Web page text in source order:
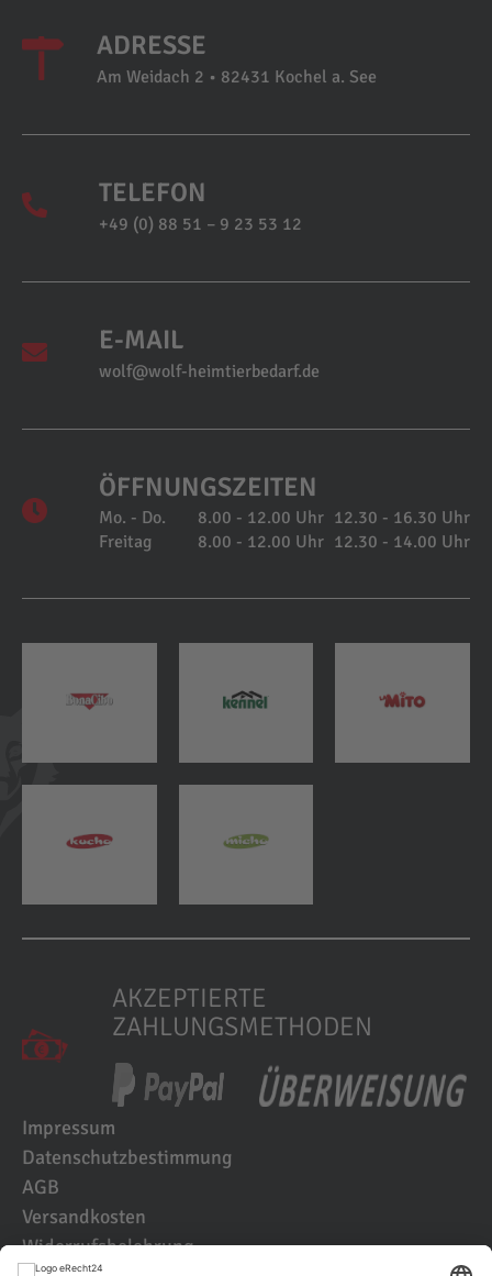
ADRESSE
Am Weidach 2 • 82431 Kochel a. See
TELEFON
+49 (0) 88 51 – 9 23 53 12
E-MAIL
wolf@wolf-heimtierbedarf.de
ÖFFNUNGSZEITEN
Mo. - Do. 8.00 - 12.00 Uhr 12.30 - 16.30 Uhr
Freitag
8.00 - 12.00 Uhr 12.30 - 14.00 Uhr
AKZEPTIERTE
ZAHLUNGSMETHODEN
Impressum
Datenschutzbestimmung
AGB
Versandkosten
Widerrufsbelehrung